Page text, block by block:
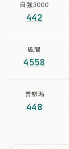
自強3000
442
區間
4558
普悠瑪
448